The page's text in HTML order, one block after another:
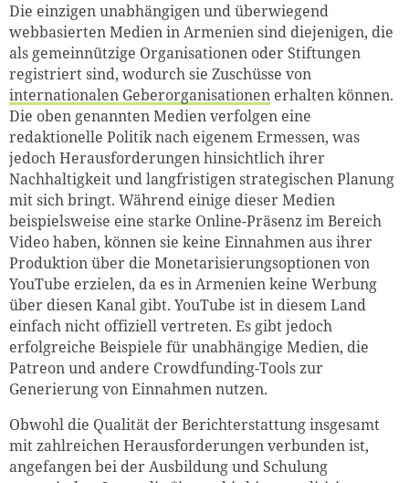
Die einzigen unabhängigen und überwiegend
webbasierten Medien in Armenien sind diejenigen, die
als gemeinnützige Organisationen oder Stiftungen
registriert sind, wodurch sie Zuschüsse von
internationalen Geberorganisationen erhalten können.
Die oben genannten Medien verfolgen eine
redaktionelle Politik nach eigenem Ermessen, was
jedoch Herausforderungen hinsichtlich ihrer
Nachhaltigkeit und langfristigen strategischen Planung
mit sich bringt. Während einige dieser Medien
beispielsweise eine starke Online-Präsenz im Bereich
Video haben, können sie keine Einnahmen aus ihrer
Produktion über die Monetarisierungsoptionen von
YouTube erzielen, da es in Armenien keine Werbung
über diesen Kanal gibt. YouTube ist in diesem Land
einfach nicht offiziell vertreten. Es gibt jedoch
erfolgreiche Beispiele für unabhängige Medien, die
Patreon und andere Crowdfunding-Tools zur
Generierung von Einnahmen nutzen.
Obwohl die Qualität der Berichterstattung insgesamt
mit zahlreichen Herausforderungen verbunden ist,
angefangen bei der Ausbildung und Schulung